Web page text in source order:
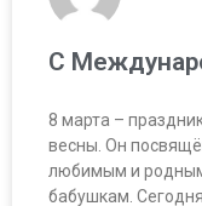
С
8 марта –
весны. Он
любимым и
бабушкам.